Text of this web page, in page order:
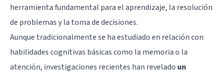
herramienta fundamental para el aprendizaje, la resolución
de problemas y la toma de decisiones.
Aunque tradicionalmente se ha estudiado en relación con
habilidades cognitivas básicas como la memoria o la
atención, investigaciones recientes han revelado un